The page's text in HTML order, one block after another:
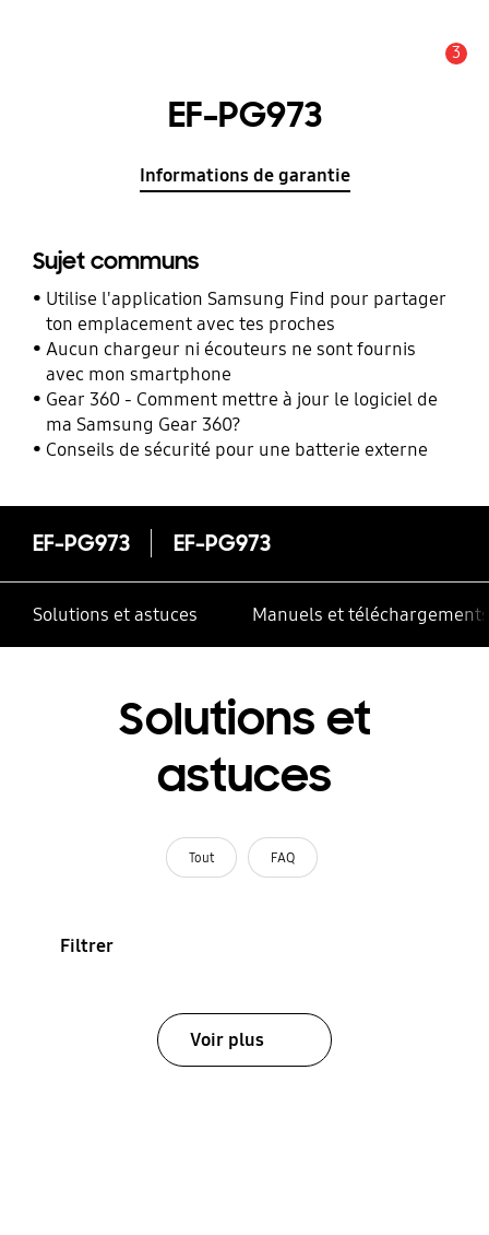
3
EF-PG973
Informations de garantie
Sujet communs
Utilise l'application Samsung Find pour partager
ton emplacement avec tes proches
Aucun chargeur ni écouteurs ne sont fournis
avec mon smartphone
Gear 360 - Comment mettre à jour le logiciel de
ma Samsung Gear 360?
Conseils de sécurité pour une batterie externe
EF-PG973 EF-PG973
Solutions et astuces Manuels et téléchargements
Solutions et
astuces
Tout FAQ
Filtrer
Voir plus